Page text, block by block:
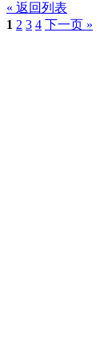
« 返回列表
1 2 3 4 下一页 »